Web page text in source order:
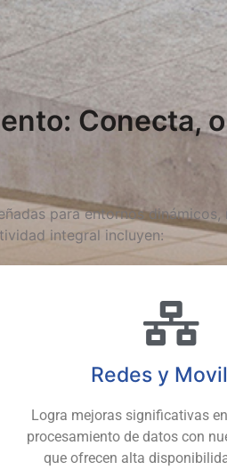
Conecta,
para entornos dinámicos,
integral incluyen:
Redes y
Logra mejoras significativas
procesamiento de datos con
que ofrecen alta